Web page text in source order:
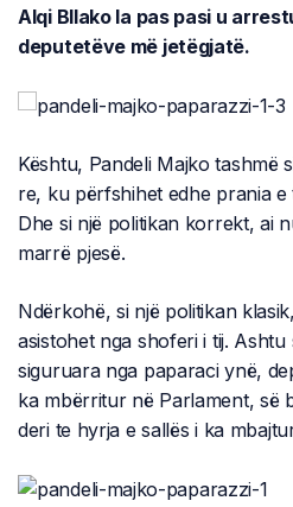
Alqi Bllako la pas pasi u
deputetëve më jetëgjatë.
Kështu, Pandeli Majko tashmë
re, ku përfshihet edhe prania e
Dhe si një politikan korrekt, ai
marrë pjesë.
Ndërkohë, si një politikan
asistohet nga shoferi i tij.
siguruara nga paparaci ynë,
ka mbërritur në Parlament, së
deri te hyrja e sallës i ka